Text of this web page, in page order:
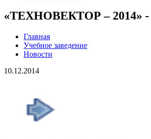
«ТЕХНОВЕКТОР –
Главная
Учебное заведение
Новости
10.12.2014